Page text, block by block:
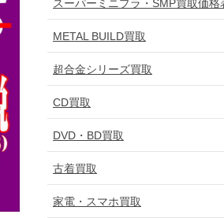
スーパーミニプラ・SMP買取価格
METAL BUILD買取
超合金シリーズ買取
CD買取
DVD・BD買取
古着買取
家電・スマホ買取